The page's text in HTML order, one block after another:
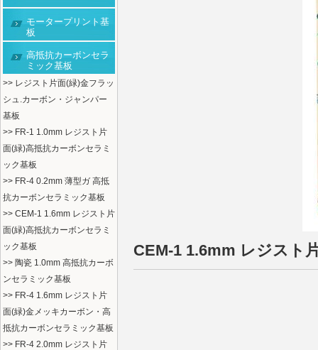
モータープリント基
板
高抵抗カーボンセラ
ミック基板
>> レジスト片面(緑)金フラッ
シュ.カーボン・ジャンパー
基板
>> FR-1 1.0mm レジスト片
面(緑)高抵抗カーボンセラミ
ック基板
>> FR-4 0.2mm 薄型ガ 高抵
抗カーボンセラミック基板
>> CEM-1 1.6mm レジスト片
面(緑)高抵抗カーボンセラミ
ック基板
>> 陶瓷 1.0mm 高抵抗カーボ
ンセラミック基板
>> FR-4 1.6mm レジスト片
面(緑)金メッキカーボン・高
抵抗カーボンセラミック基板
>> FR-4 2.0mm レジスト片
CEM-1 1.6mm レジスト